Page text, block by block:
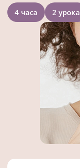
4 часа 2 урока